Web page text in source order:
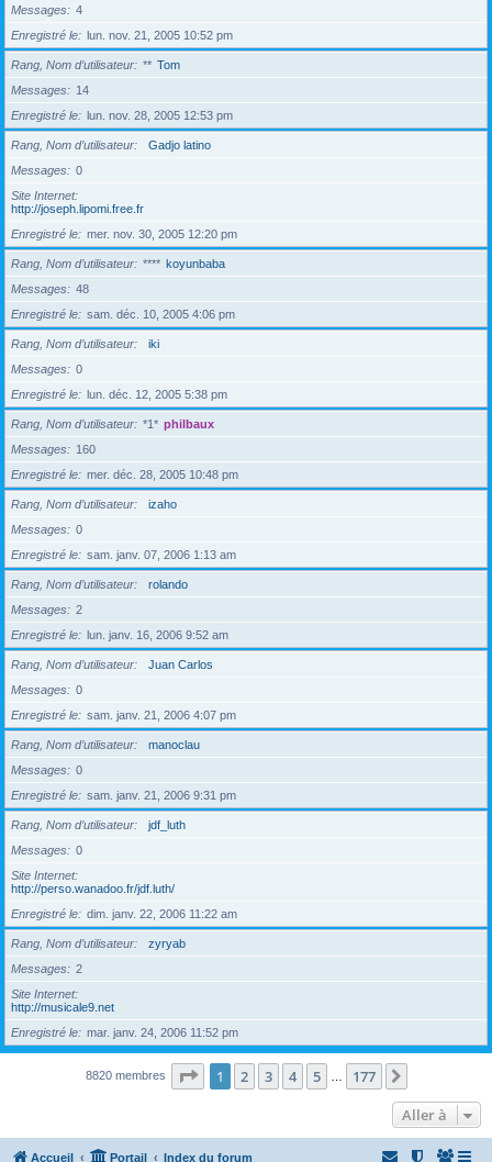
Messages
4
Enregistré le
lun. nov. 21, 2005 10:52 pm
Rang, Nom d’utilisateur ** Tom
Messages
14
Enregistré le
lun. nov. 28, 2005 12:53 pm
Rang, Nom d’utilisateur
Gadjo latino
Messages
0
Site Internet
http://joseph.lipomi.free.fr
Enregistré le
mer. nov. 30, 2005 12:20 pm
Rang, Nom d’utilisateur **** koyunbaba
Messages
48
Enregistré le
sam. déc. 10, 2005 4:06 pm
Rang, Nom d’utilisateur
iki
Messages
0
Enregistré le
lun. déc. 12, 2005 5:38 pm
Rang, Nom d’utilisateur *1* philbaux
Messages
160
Enregistré le
mer. déc. 28, 2005 10:48 pm
Rang, Nom d’utilisateur
izaho
Messages
0
Enregistré le
sam. janv. 07, 2006 1:13 am
Rang, Nom d’utilisateur
rolando
Messages
2
Enregistré le
lun. janv. 16, 2006 9:52 am
Rang, Nom d’utilisateur
Juan Carlos
Messages
0
Enregistré le
sam. janv. 21, 2006 4:07 pm
Rang, Nom d’utilisateur
manoclau
Messages
0
Enregistré le
sam. janv. 21, 2006 9:31 pm
Rang, Nom d’utilisateur
jdf_luth
Messages
0
Site Internet
http://perso.wanadoo.fr/jdf.luth/
Enregistré le
dim. janv. 22, 2006 11:22 am
Rang, Nom d’utilisateur
zyryab
Messages
2
Site Internet
http://musicale9.net
Enregistré le
mar. janv. 24, 2006 11:52 pm
8820 membres Page 1sur177
1 2 3 4 5 177
Aller à
Accueil Portail Index du forum